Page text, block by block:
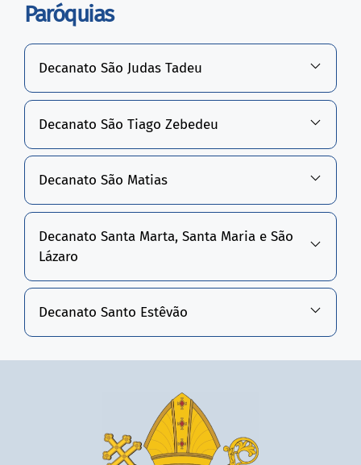
Paróquias
Decanato São Judas Tadeu
Decanato São Tiago Zebedeu
Decanato São Matias
Decanato Santa Marta, Santa Maria e São
Lázaro
Decanato Santo Estêvão